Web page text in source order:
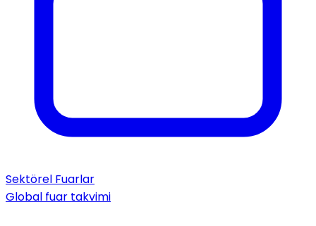
Sektörel Fuarlar
Global fuar takvimi